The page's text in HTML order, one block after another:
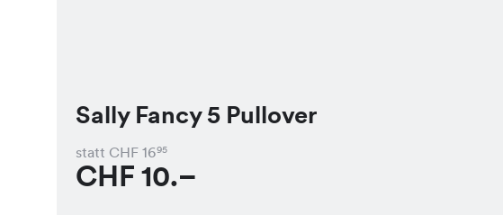
Sally Fancy 5 Pullover
statt CHF 1695
CHF 10.–